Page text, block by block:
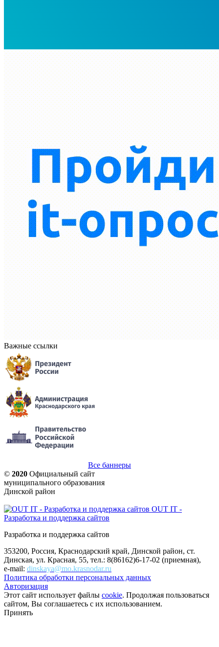
Важные ссылки
Все баннеры
© 2020 Официальный сайт
муниципального образования
Динской район
OUT IT -
Разработка и поддержка сайтов
Разработка и поддержка сайтов
353200, Россия, Краснодарский край, Динской район, ст.
Динская, ул. Красная, 55, тел.: 8(86162)6-17-02 (приемная),
e-mail: dinskaya@mo.krasnodar.ru
Политика обработки персональных данных
Авторизация
Этот сайт использует файлы cookie. Продолжая пользоваться
сайтом, Вы соглашаетесь с их использованием.
Принять